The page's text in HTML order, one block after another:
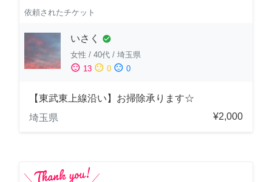
依頼されたチケット
いさく check_circle
女性 / 40代 / 埼玉県
sentiment_satisfied 13 sentiment_neutral 0 sentiment_dissatisfied 0
【東武東上線沿い】お掃除承ります☆
埼玉県
¥2,000